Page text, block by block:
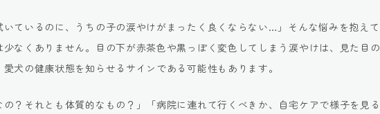
いているのに、うちの子の涙やけがまったく良くならない…」そんな悩みを抱えて
なくありません。目の下が赤茶色や黒っぽく変色してしまう涙やけは、見た目の
犬の健康状態を知らせるサインである可能性もあります。
？それとも体質的なもの？」「病院に連れて行くべきか、自宅ケアで様子を見る